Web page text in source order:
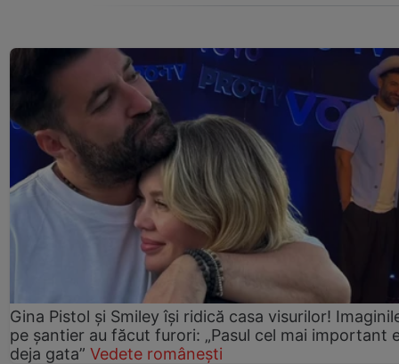
Gina Pistol și Smiley își ridică casa visurilor!
pe șantier au făcut furori: „Pasul cel mai important
deja gata” Vedete românești